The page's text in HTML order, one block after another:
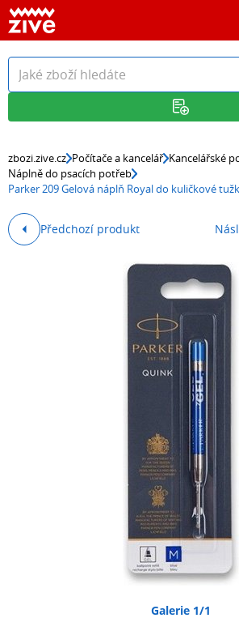
zbozi.zive.cz Počítače a kancelář Kancelářské
Náplně do psacích potřeb
Parker 209 Gelová náplň Royal do kuličkové
Předchozí produkt
Galerie 1/1